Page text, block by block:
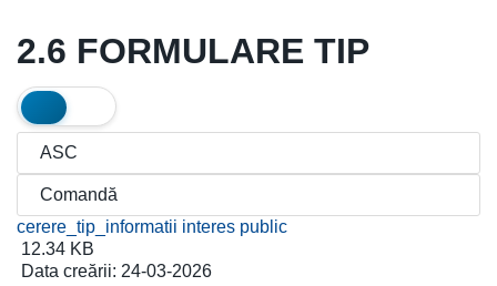
2.6 FORMULARE TIP
cerere_tip_informatii interes public
12.34 KB
Data creării: 24-03-2026